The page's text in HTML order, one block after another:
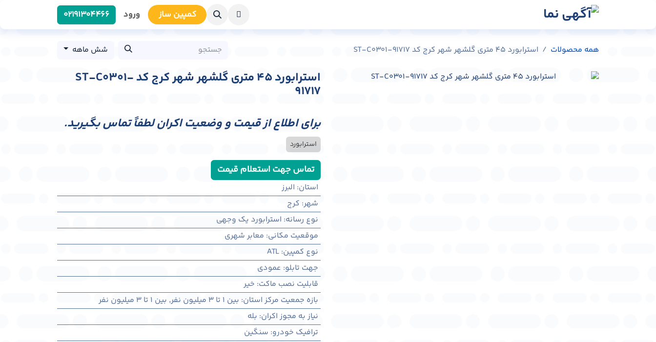
کمپین سا​​ز ورود 0219​1304466
همه محصولات استرابورد 45 متری گلشهر شهر کرج کد ST-C0301-91717 شش ماهه
استرابورد 45 متری گلشهر شهر کرج کد ST-C0301-
91717
برای اطلاع از قیمت و وضعیت اکران لطفاً تماس بگیرید.
استرابورد
تماس جهت استعلام قیمت
استان: البرز
شهر: كرج
نوع رسانه: استرابورد یک وجهی
موقعیت مکانی: معابر شهری
نوع کمپین:
ATL
جهت تابلو: عمودی
قابلیت نصب ماکت: خیر
بازه جمعیت مرکز استان: بین ۱ تا ۳ میلیون نفر , بین ۱ تا ۳ میلیون نفر
نیاز به مجوز اکران: بله
ترافیک خودرو: سنگین